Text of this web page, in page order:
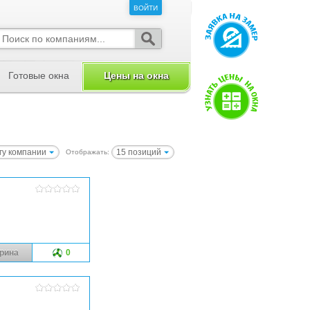
компании Отображать: 15 позиций
0
ВОЙТИ
Готовые окна Цены на окна
ВОЙТИ